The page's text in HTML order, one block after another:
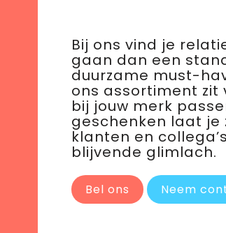
Bij ons vind je
gaan dan een
duurzame must-
ons assortiment zit
bij jouw merk
geschenken laat je
klanten en
blijvende glimlach.
Bel ons Neem